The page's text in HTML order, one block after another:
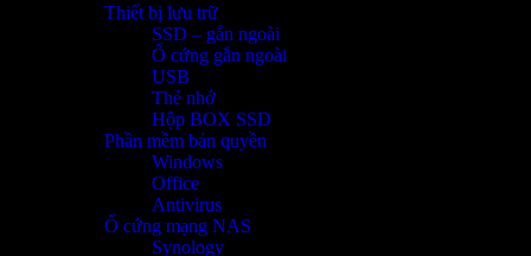
Thiết bị lưu trữ
SSD – gắn ngoài
Ổ cứng gắn ngoài
USB
Thẻ nhớ
Hộp BOX SSD
Phần mềm bản quyền
Windows
Office
Antivirus
Ổ cứng mạng NAS
Synology